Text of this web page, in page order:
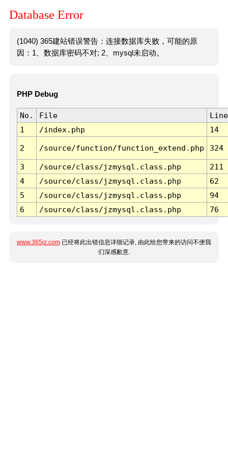
Database Error
(1040) 365建站错误警告：连接数据库失败，可能的原
因：1、数据库密码不对; 2、mysql未启动。
PHP Debug
No. File
Line
1
/index.php 14
2 /source/function/function_extend.php 324
3 /source/class/jzmysql.class.php
211
4
/source/class/jzmysql.class.php
62
5
/source/class/jzmysql.class.php
94
6
/source/class/jzmysql.class.php 76
www.365jz.com 已经将此出错信息详细记录, 由此给您带来的访问不便我
们深感歉意.